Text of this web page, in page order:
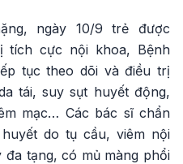
ngày 10/9 trẻ được
tích cực nội khoa, Bệnh
tục theo dõi và điều trị
tái, suy sụt huyết động,
mạc… Các bác sĩ chẩn
do tụ cầu, viêm nội
tạng, có mủ màng phổi